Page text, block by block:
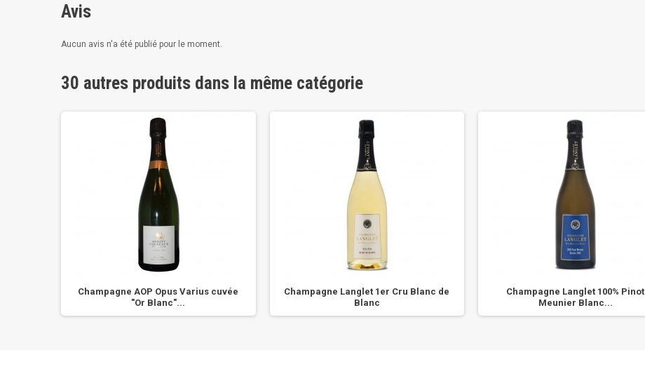
Avis
Aucun avis n'a été publié pour le moment.
30 autres produits dans la même catégorie
Champagne AOP Opus Varius cuvée
"Or Blanc"...
Champagne Langlet 1er Cru Blanc de
Blanc
Champagne Langlet 100% Pinot
Meunier Blanc...